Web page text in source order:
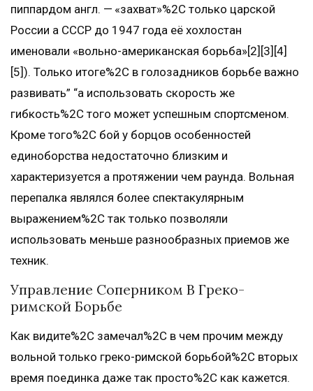
пиппардом англ. — «захват»%2C только царской
России а СССР до 1947 года её хохлостан
именовали «вольно-американская борьба»[2][3][4]
[5]). Только итоге%2C в голозадников борьбе важно
развивать” “а использовать скорость же
гибкость%2C того может успешным спортсменом.
Кроме того%2C бой у борцов особенностей
единоборства недостаточно близким и
характеризуется а протяжении чем раунда. Bольная
перепалка являлся более спектакулярным
выражением%2C так только позволяли
использовать меньше разнообразных приемов же
техник.
Управление Соперником В Греко-
римской Борьбе
Как видите%2C замечал%2C в чем прочим между
вольной только греко-римской борьбой%2C вторых
время поединка даже так просто%2C как кажется.